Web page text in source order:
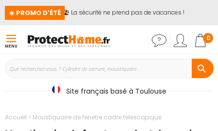
☀️ PROMO D'ÉTÉ🏖️ La sécurité ne prend pas de vacances !
MENU
0
Site français basé à Toulouse
Accueil Moustiquaire de fenetre cadre telescopique